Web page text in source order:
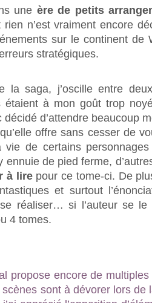
une ère de petits
n’est vraiment encore
sur le continent de
stratégiques.
la saga, j’oscille entre
étaient à mon goût trop
décidé d’attendre beaucoup
offre sans cesser de
de certains
ennuie de pied ferme,
à lirepour ce tome-ci. De
et surtout
réaliser… si l’auteur se
4 tomes.
propose encore de
sont à dévorer lors de